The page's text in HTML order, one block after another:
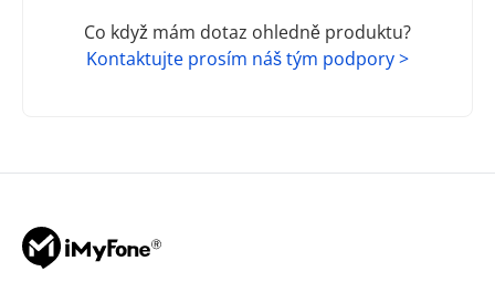
Co když mám dotaz ohledně produktu?
Kontaktujte prosím náš tým podpory >